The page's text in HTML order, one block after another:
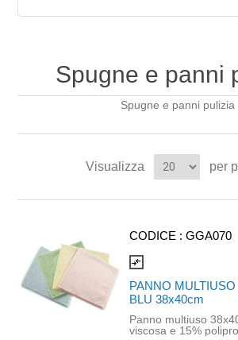
Spugne e panni
Spugne e panni pulizia
Visualizza per
CODICE :GGA070
compare_arrows
PANNO
BLU 38x40cm
Panno multiuso
viscosa e 15%